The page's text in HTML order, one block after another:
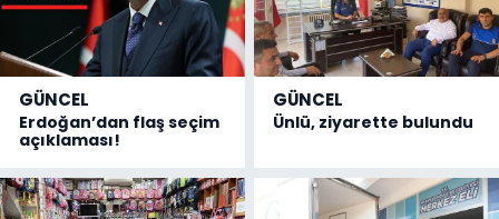
GÜNCEL
Erdoğan’dan flaş seçim
açıklaması!
GÜNCEL
Ünlü, ziyarette bulundu